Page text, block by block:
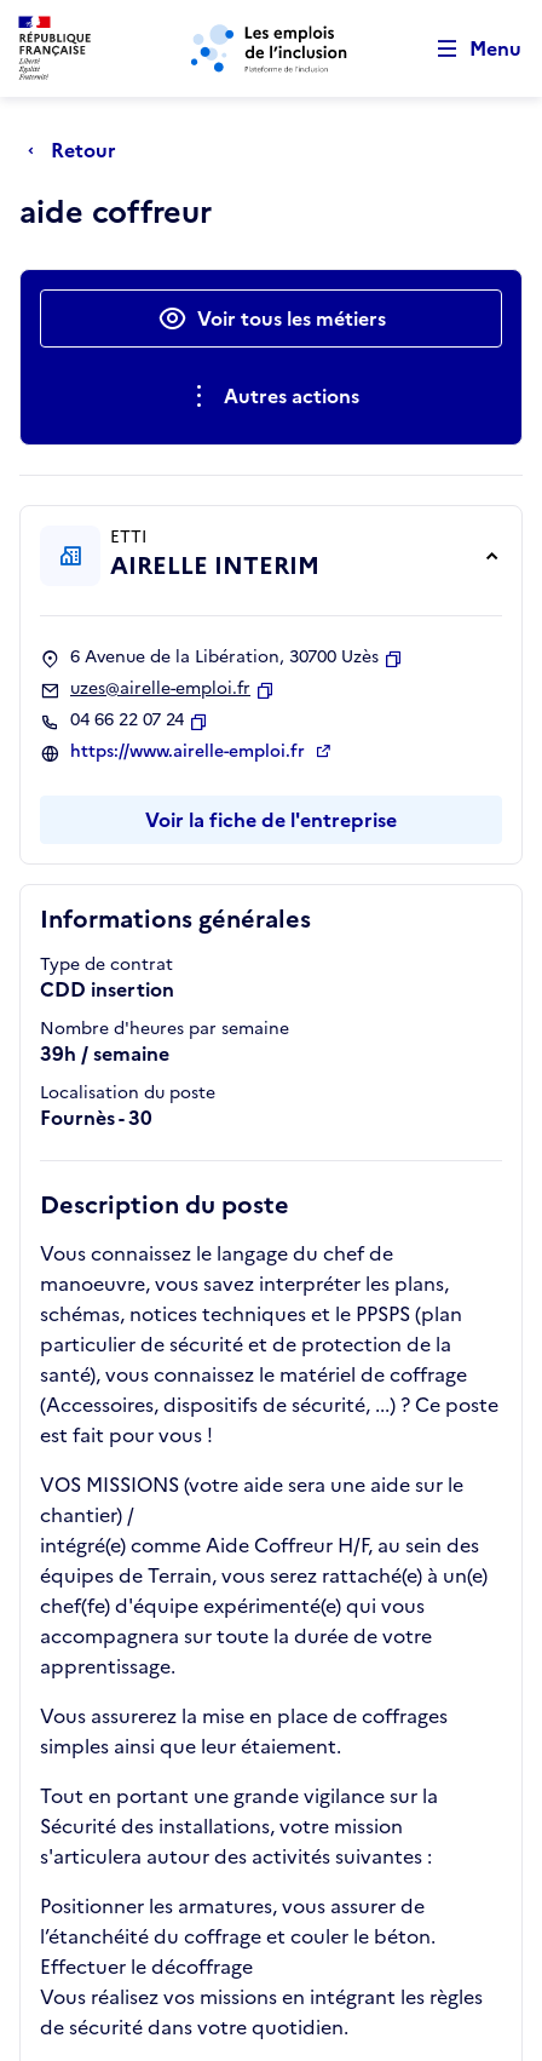
Aller au menu principal Aller au contenu principal
Menu
Retour
aide coffreur
Actions rapidesVoir tous les métiers
Autres actions
Informations générales
Type de contrat
CDD insertion
Nombre d'heures par semaine
39h / semaine
Localisation du poste
Fournès - 30
Description du poste
Vous connaissez le langage du chef de
manoeuvre, vous savez interpréter les plans,
schémas, notices techniques et le PPSPS (plan
particulier de sécurité et de protection de la
santé), vous connaissez le matériel de coffrage
(Accessoires, dispositifs de sécurité, ...) ? Ce poste
est fait pour vous !
VOS MISSIONS (votre aide sera une aide sur le
chantier) /
intégré(e) comme Aide Coffreur H/F, au sein des
équipes de Terrain, vous serez rattaché(e) à un(e)
chef(fe) d'équipe expérimenté(e) qui vous
accompagnera sur toute la durée de votre
apprentissage.
Vous assurerez la mise en place de coffrages
simples ainsi que leur étaiement.
Tout en portant une grande vigilance sur la
Sécurité des installations, votre mission
s'articulera autour des activités suivantes :
Positionner les armatures, vous assurer de
l’étanchéité du coffrage et couler le béton.
Effectuer le décoffrage
Vous réalisez vos missions en intégrant les règles
de sécurité dans votre quotidien.
ETTI
AIRELLE INTERIM
6 Avenue de la Libération, 30700 Uzès
uzes@airelle-emploi.fr
04 66 22 07 24
Copier
https://www.airelle-emploi.fr
Voir la fiche de l'entreprise
Retour au début de la page
Panneau de gestion des cookies